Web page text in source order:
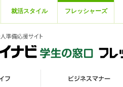
就活スタイル フレッシャーズ